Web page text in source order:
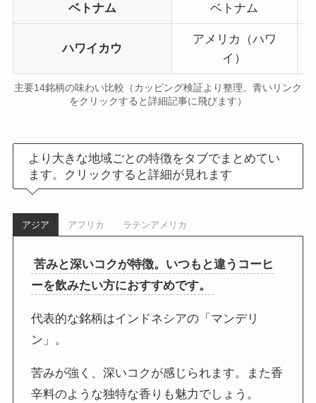
ベトナム ベトナム
ハワイカウ
アメリカ（ハワ
イ）
主要14銘柄の味わい比較（カッピング検証より整理。青いリンク
をクリックすると詳細記事に飛びます）
より大きな地域ごとの特徴をタブでまとめてい
ます。クリックすると詳細が見れます
アジア アフリカ ラテンアメリカ
苦みと深いコクが特徴。いつもと違うコーヒ
ーを飲みたい方におすすめです。
代表的な銘柄はインドネシアの「マンデリ
ン」。
苦みが強く、深いコクが感じられます。また香
辛料のような独特な香りも魅力でしょう。